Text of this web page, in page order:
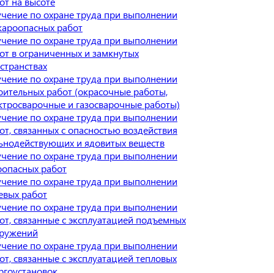
по охране труда при выполнении
работ
по охране труда при выполнении
в ограниченных и замкнутых
по охране труда при выполнении
работ (окрасочные работы,
и газосварочные работы)
по охране труда при выполнении
связанных с опасностью воздействия
и ядовитых веществ
по охране труда при выполнении
работ
по охране труда при выполнении
работ
по охране труда при выполнении
связанные с эксплуатацией подъемных
по охране труда при выполнении
связанные с эксплуатацией тепловых